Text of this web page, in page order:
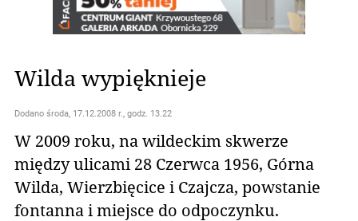
Wilda wypięknieje
Dodano środa, 17.12.2008 r., godz. 13.22
W 2009 roku, na wildeckim skwerze
między ulicami 28 Czerwca 1956, Górna
Wilda, Wierzbięcice i Czajcza, powstanie
fontanna i miejsce do odpoczynku.